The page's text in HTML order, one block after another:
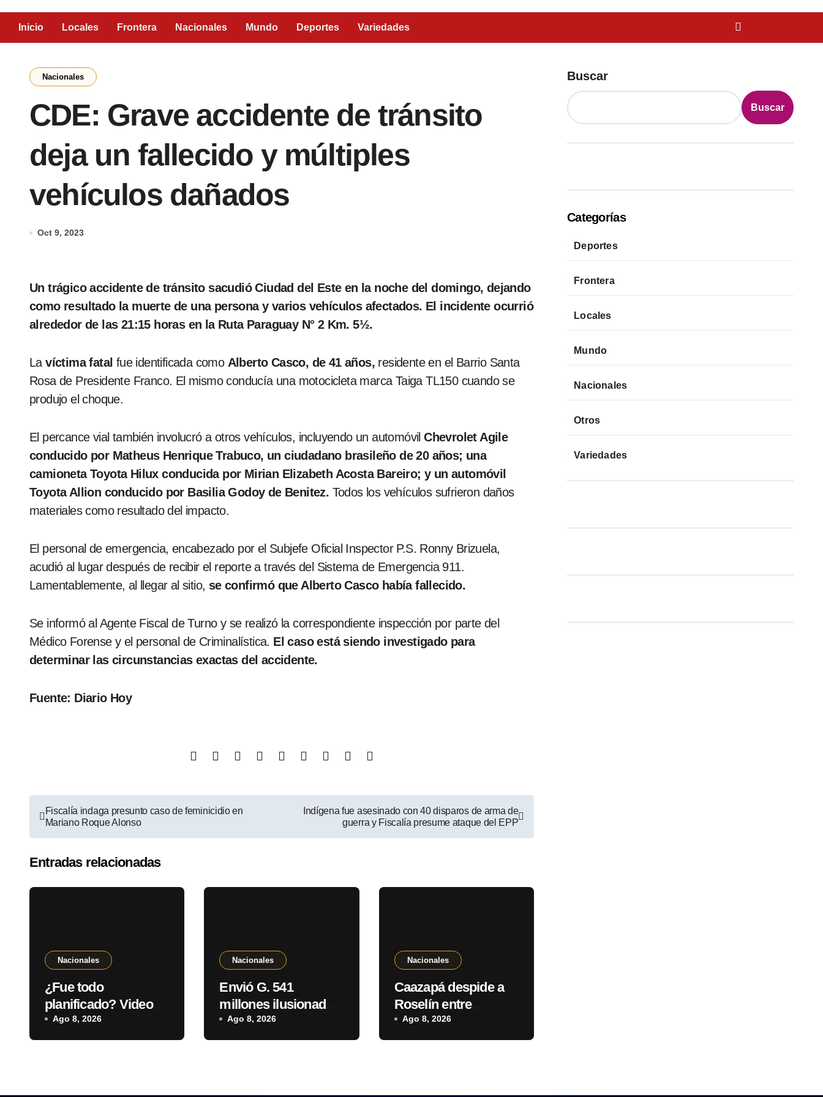
Inicio Locales Frontera Nacionales Mundo Deportes Variedades
Nacionales
CDE: Grave accidente de tránsito
deja un fallecido y múltiples
vehículos dañados
Oct 9, 2023
Un trágico accidente de tránsito sacudió Ciudad del Este en la noche del domingo, dejando
como resultado la muerte de una persona y varios vehículos afectados. El incidente ocurrió
alrededor de las 21:15 horas en la Ruta Paraguay N° 2 Km. 5½.
Lavíctima fatal fue identificada comoAlberto Casco, de 41 años, residente en el Barrio Santa
Rosa de Presidente Franco. El mismo conducía una motocicleta marca Taiga TL150 cuando se
produjo el choque.
El percance vial también involucró a otros vehículos, incluyendo un automóvilChevrolet Agile
conducido por Matheus Henrique Trabuco, un ciudadano brasileño de 20 años; una
camioneta Toyota Hilux conducida por Mirian Elizabeth Acosta Bareiro; y un automóvil
Toyota Allion conducido por Basilia Godoy de Benitez. Todos los vehículos sufrieron daños
materiales como resultado del impacto.
El personal de emergencia, encabezado por el Subjefe Oficial Inspector P.S. Ronny Brizuela,
acudió al lugar después de recibir el reporte a través del Sistema de Emergencia 911.
Lamentablemente, al llegar al sitio, se confirmó que Alberto Casco había fallecido.
Se informó al Agente Fiscal de Turno y se realizó la correspondiente inspección por parte del
Médico Forense y el personal de Criminalística. El caso está siendo investigado para
determinar las circunstancias exactas del accidente.
Fuente: Diario Hoy
Fiscalía indaga presunto caso de feminicidio en
Mariano Roque Alonso
Indígena fue asesinado con 40 disparos de arma de
guerra y Fiscalía presume ataque del EPP
Entradas relacionadas
Nacionales
¿Fue todo
planificado? Videos
muestran el actuar
de los supuestos
Ago 8, 2026
Nacionales
Envió G. 541
millones ilusionada
con la casa propia; la
engañaron sus
Ago 8, 2026
Nacionales
Caazapá despide a
Roselín entre
lágrimas, mucho
dolor y un fuerte
Ago 8, 2026
Buscar
Buscar
Categorías
Deportes
Frontera
Locales
Mundo
Nacionales
Otros
Variedades